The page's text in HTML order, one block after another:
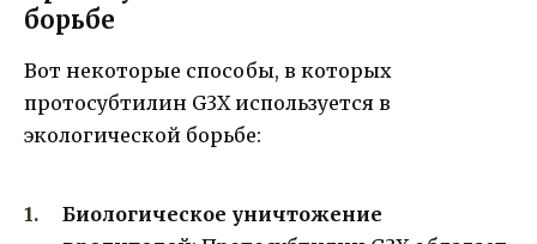
борьбе
Вот некоторые способы, в которых
протосубтилин G3X используется в
экологической борьбе:
Биологическое уничтожение